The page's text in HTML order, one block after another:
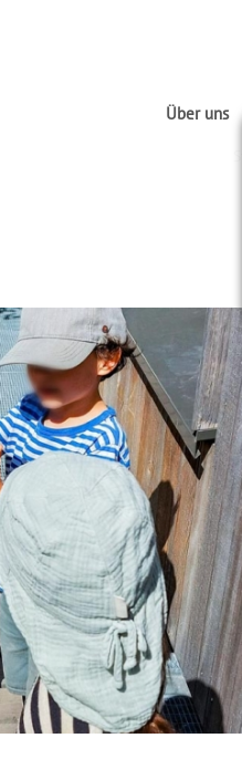
Über uns